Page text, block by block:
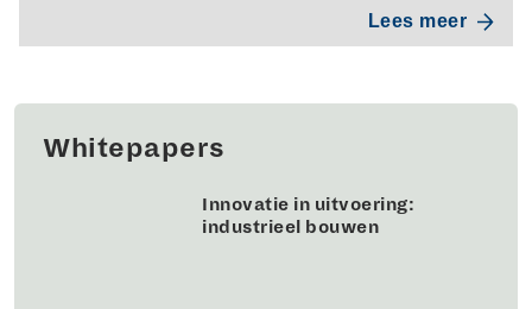
Lees meer
Whitepapers
Innovatie in uitvoering:
industrieel bouwen